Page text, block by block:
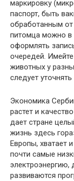
маркировку
паспорт, быть
обработанным
питомца можно в
оформлять
очередей.
животных у
следует
Экономика
растет и
дает стране
жизнь здесь
Европы, хватает
почти самые
электроэнергию,
развиваются